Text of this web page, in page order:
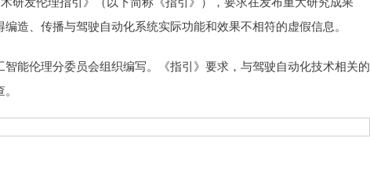
造、传播与驾驶自动化系统实际功能和效果不相符的虚假信息。
伦理分委员会组织编写。《指引》要求，与驾驶自动化技术相关的